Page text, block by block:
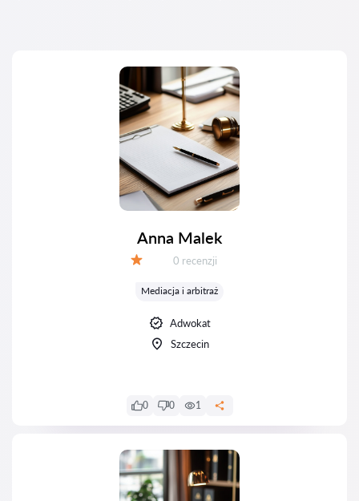
Anna Malek
Recenzji:
0 recenzji
Mediacja i arbitraż
Adwokat
Szczecin
0 0 1